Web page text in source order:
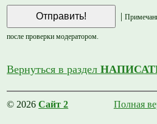
|
после проверки модератором.
Вернуться в раздел
© 2026Сайт 2 Полная